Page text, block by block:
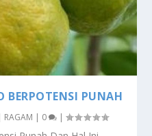
BERPOTENSI PUNAH
RAGAM | 0 |